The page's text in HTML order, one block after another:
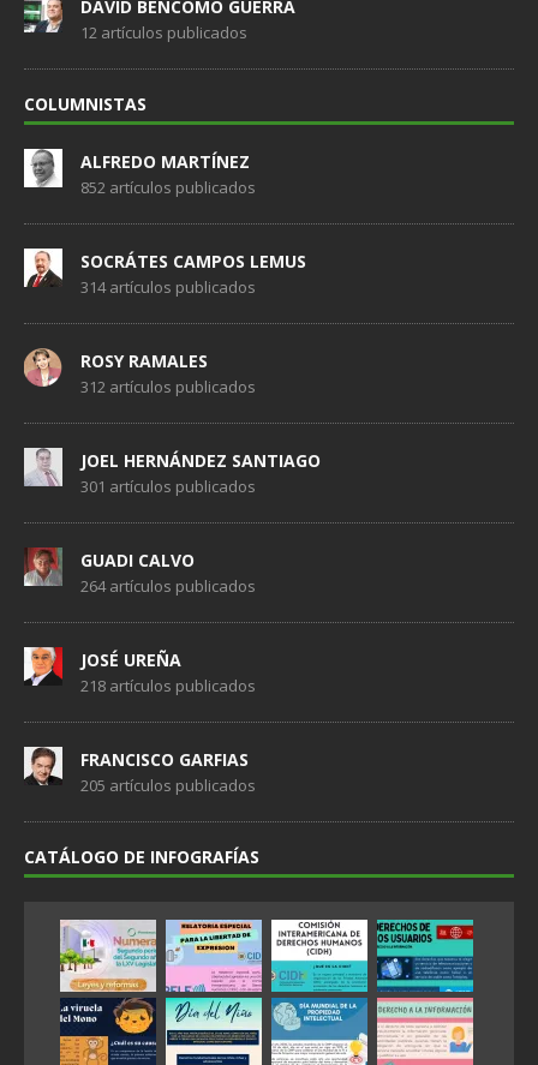
DAVID BENCOMO GUERRA
12 artículos publicados
COLUMNISTAS
ALFREDO MARTÍNEZ
852 artículos publicados
SOCRÁTES CAMPOS LEMUS
314 artículos publicados
ROSY RAMALES
312 artículos publicados
JOEL HERNÁNDEZ SANTIAGO
301 artículos publicados
GUADI CALVO
264 artículos publicados
JOSÉ UREÑA
218 artículos publicados
FRANCISCO GARFIAS
205 artículos publicados
CATÁLOGO DE INFOGRAFÍAS